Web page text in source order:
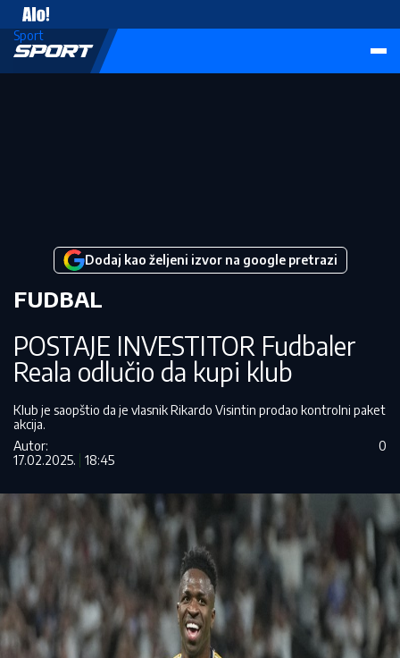
Vesti
Sport
Dodaj kao željeni izvor na google pretrazi
FUDBAL
POSTAJE INVESTITOR Fudbaler
Reala odlučio da kupi klub
Klub je saopštio da je vlasnik Rikardo Visintin prodao kontrolni paket
akcija.
Autor:
17.02.2025.
18:45
0